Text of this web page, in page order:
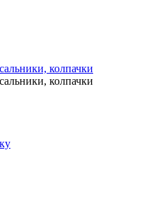
колпачки
колпачки